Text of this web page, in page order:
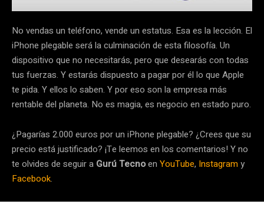
No vendas un teléfono, vende un estatus. Esa es la lección. El
iPhone plegable será la culminación de esta filosofía. Un
dispositivo que no necesitarás, pero que desearás con todas
tus fuerzas. Y estarás dispuesto a pagar por él lo que Apple
te pida. Y ellos lo saben. Y por eso son la empresa más
rentable del planeta. No es magia, es negocio en estado puro.
¿Pagarías 2.000 euros por un iPhone plegable? ¿Crees que su
precio está justificado? ¡Te leemos en los comentarios! Y no
te olvides de seguir a Gurú Tecnoen YouTube, Instagramy
Facebook.